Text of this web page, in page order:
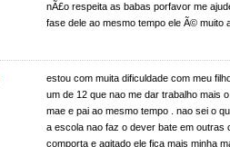
nÃ£o respeita as babas porfavor me
fase dele ao mesmo tempo ele Ã© muito
estou com muita dificuldade com meu
um de 12 que nao me dar trabalho mais
mae e pai ao mesmo tempo . nao sei o
a escola nao faz o dever bate em outras
comporta e agitado ele fica mais minha